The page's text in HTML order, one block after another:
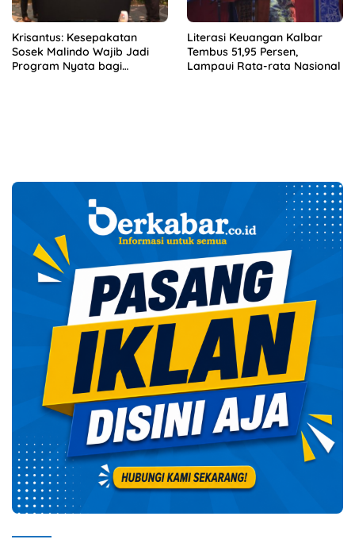
Krisantus: Kesepakatan
Sosek Malindo Wajib Jadi
Program Nyata bagi
Literasi Keuangan Kalbar
Tembus 51,95 Persen,
Lampaui Rata-rata Nasional